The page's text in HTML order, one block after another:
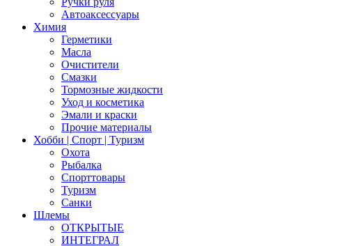
Автоаксессуары
Химия
Герметики
Масла
Очистители
Смазки
Тормозные жидкости
Уход и косметика
Эмали и краски
Прочие материалы
Хобби | Cпорт | Туризм
Охота
Рыбалка
Спорттовары
Туризм
Санки
Шлемы
ОТКРЫТЫЕ
ИНТЕГРАЛ